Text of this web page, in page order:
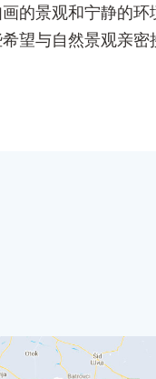
的景观和宁静的
望与自然景观亲